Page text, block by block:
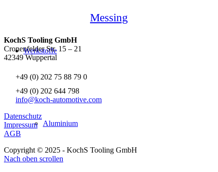
Werkstoffe
Aluminium
Messing
KochS Tooling GmbH
Cronenfelder Str. 15 – 21
42349 Wuppertal
+49 (0) 202 75 88 79 0
+49 (0) 202 644 798
info@koch-automotive.com
Datenschutz
Impressum
AGB
Copyright © 2025 - KochS Tooling GmbH
Nach oben scrollen